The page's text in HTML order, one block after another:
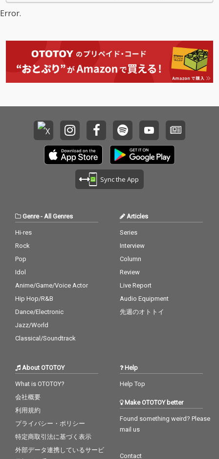
Error.
Sync the App
Genre-All Genres
Hi-res
Rock
Pop
Idol
Anime/Game/Voice Actor
Hip Hop/R&B
Dance/Electronic
Jazz/World
Classical/Soundtrack
Articles
Series
Interview
Column
Review
Live Report
Audio Equipment
先週のオトトイ
About OTOTOY
What is OTOTOY?
会社概要
利用規約
プライバシー・ポリシー
特定商取引法に基づく表示
外部データ連携しているサービ
Help
Help Top
Make OTOTOY better
Found something weird? Please
mail us
Contact